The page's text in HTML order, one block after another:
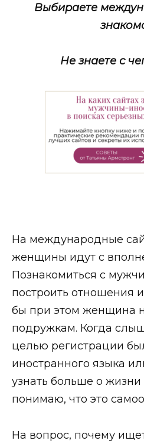
Выбираете
Не знаете с
На международные
женщины идут с
Познакомиться с
построить отношения
бы при этом женщина
подружкам. Когда
целью регистрации
иностранного языка
узнать больше о жизни
понимаю, что это
На вопрос, почему